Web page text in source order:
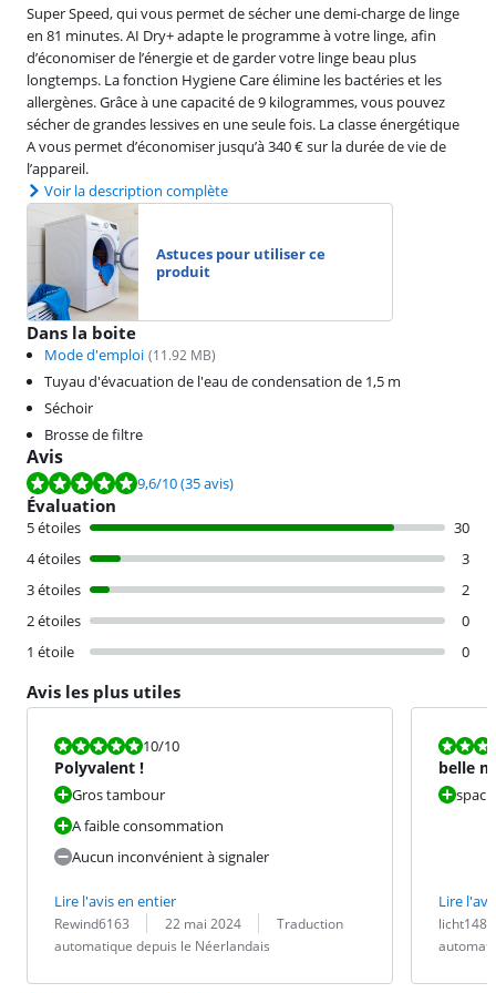
Super Speed, qui vous permet de sécher une demi-charge de linge
en 81 minutes. AI Dry+ adapte le programme à votre linge, afin
d’économiser de l’énergie et de garder votre linge beau plus
longtemps. La fonction Hygiene Care élimine les bactéries et les
allergènes. Grâce à une capacité de 9 kilogrammes, vous pouvez
sécher de grandes lessives en une seule fois. La classe énergétique
A vous permet d’économiser jusqu’à 340 € sur la durée de vie de
l’appareil.
Voir la description complète
Astuces pour utiliser ce
produit
Dans la boite
Mode d'emploi (11.92 MB)
Tuyau d'évacuation de l'eau de condensation de 1,5 m
Séchoir
Brosse de filtre
Avis
La note est de 9,6 sur 10, basée sur 35 avis.
9,6/10(35 avis)
Évaluation
5 étoiles
30
4 étoiles
3
3 étoiles
2
2 étoiles
0
1 étoile
0
Avis les plus utiles
La note est 10 sur 10.
10/10
Polyvalent !
Gros tambour
A faible consommation
Aucun inconvénient à signaler
Lire l'avis en entier
Évaluation par :
Rewind6163
Date : 22 mai 2024
Traduction :
Traduction
automatique depuis le Néerlandais
La note est
belle
Lire
Évaluation
licht148
Date :
Traduction :